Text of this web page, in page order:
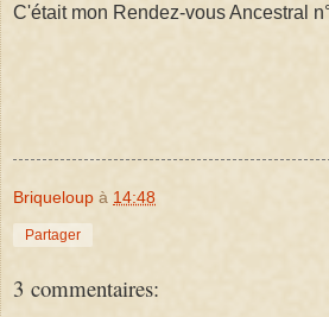
C'était mon Rendez-vous Ancestral
Briqueloup à 14:48
Partager
3 commentaires: